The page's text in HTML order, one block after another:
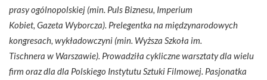
prasy ogólnopolskiej (min. Puls Biznesu, Imperium
Kobiet, Gazeta Wyborcza). Prelegentka na międzynarodowych
kongresach, wykładowczyni (min. Wyższa Szkoła im.
Tischnera w Warszawie). Prowadziła cykliczne warsztaty dla wielu
firm oraz dla dla Polskiego Instytutu Sztuki Filmowej. Pasjonatka